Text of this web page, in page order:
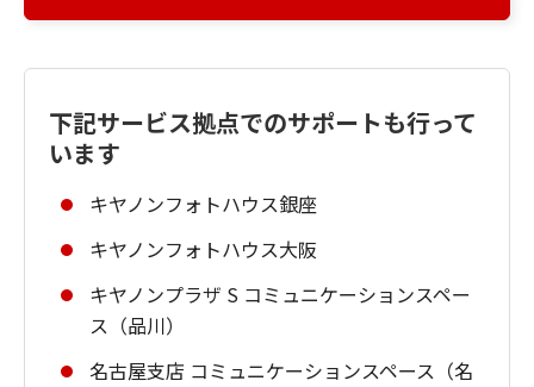
下記サービス拠点でのサポートも行って
います
キヤノンフォトハウス銀座
キヤノンフォトハウス大阪
キヤノンプラザ S コミュニケーションスペー
ス（品川）
名古屋支店 コミュニケーションスペース（名